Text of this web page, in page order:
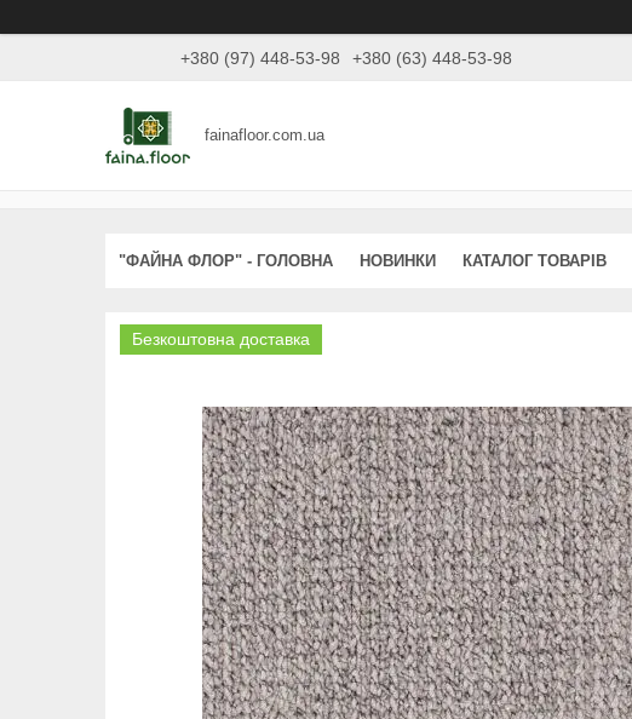
+380 (97) 448-53-98 +380 (63) 448-53-98
fainafloor.com.ua
"ФАЙНА ФЛОР" - ГОЛОВНА НОВИНКИ КАТАЛОГ ТОВАРІВ
Безкоштовна доставка